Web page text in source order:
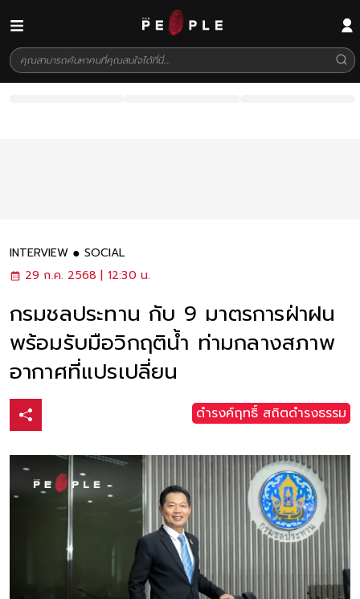
INTERVIEW
SOCIAL
29 ก.ค. 2568 | 12:30 น.
กรมชลประทาน กับ 9 มาตรการฝ่าฝน
พร้อมรับมือวิกฤติน้ำ ท่ามกลางสภาพ
อากาศที่แปรเปลี่ยน
ดำรงค์ฤทธิ์ สถิตดำรงธรรม